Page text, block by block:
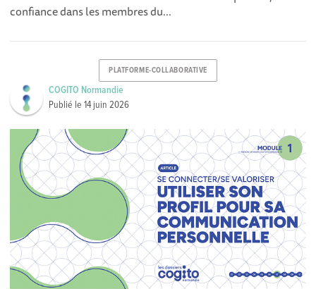
confiance dans les membres du...
PLATFORME-COLLABORATIVE
COGITO Normandie
Publié le14 juin 2026